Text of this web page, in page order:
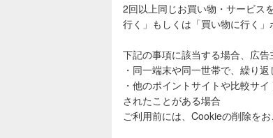
2回以上同じお買い物・サービス
行く」もしくは「買い物に行く」
下記の事項に該当する場合、広告
・同一端末や同一世帯で、繰り
・他のポイントサイトや比較サ
されたことがある場合
ご利用前には、Cookieの削除を